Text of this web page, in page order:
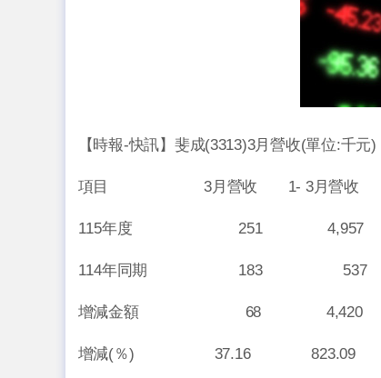
【時報-快訊】斐成(3313)3月營收(單位:千元)
項目 3月營收 1- 3月營收
115年度 251 4,957
114年同期 183 537
增減金額 68 4,420
增減(％) 37.16 823.09